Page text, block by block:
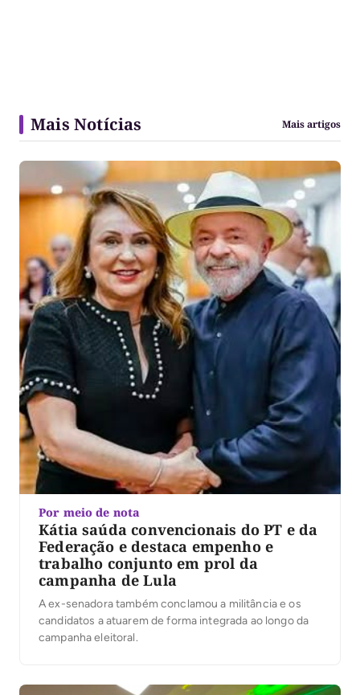
Mais Notícias Mais artigos
Por meio de nota
Kátia saúda convencionais do PT e da
Federação e destaca empenho e
trabalho conjunto em prol da
campanha de Lula
A ex-senadora também conclamou a militância e os
candidatos a atuarem de forma integrada ao longo da
campanha eleitoral.